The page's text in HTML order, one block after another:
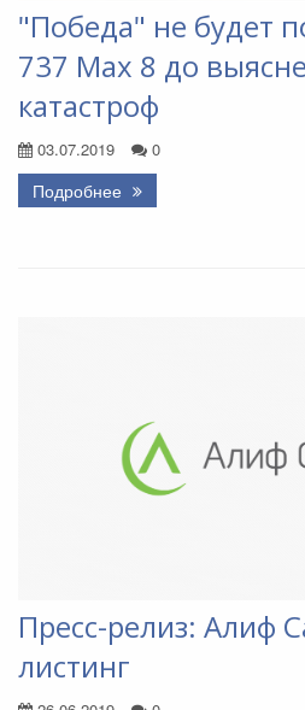
"Победа" не будет
737 Max 8 до
катастроф
03.07.2019 0
Подробнее
Пресс-релиз: Алиф
листинг